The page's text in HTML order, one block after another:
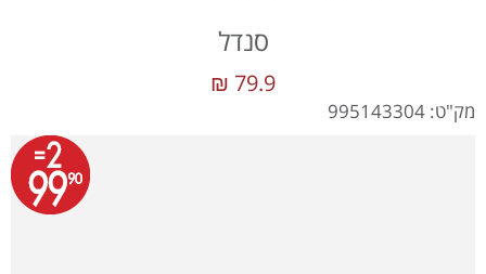
סנדל
79.9 ₪
מק"ט: 995143304